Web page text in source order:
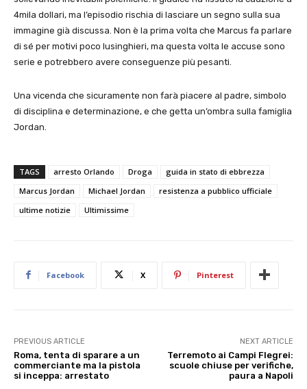
4mila dollari, ma l’episodio rischia di lasciare un segno sulla sua
immagine già discussa. Non è la prima volta che Marcus fa parlare
di sé per motivi poco lusinghieri, ma questa volta le accuse sono
serie e potrebbero avere conseguenze più pesanti.
Una vicenda che sicuramente non farà piacere al padre, simbolo
di disciplina e determinazione, e che getta un’ombra sulla famiglia
Jordan.
TAGS arresto Orlando Droga
guida in stato di ebbrezza
Marcus Jordan
Michael Jordan
resistenza a pubblico ufficiale
ultime notizie
Ultimissime
Facebook X Pinterest
PREVIOUS ARTICLE
Roma, tenta di sparare a un
commerciante ma la pistola
si inceppa: arrestato
NEXT ARTICLE
Terremoto ai Campi Flegrei:
scuole chiuse per verifiche,
paura a Napoli